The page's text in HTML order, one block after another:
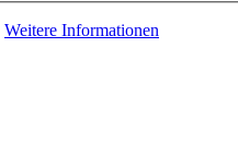
Weitere Informationen